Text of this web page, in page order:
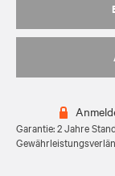
Garantie: 2 Jahre